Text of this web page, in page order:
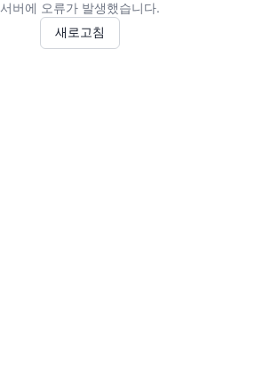
서버에 오류가 발생했습니다.
새로고침